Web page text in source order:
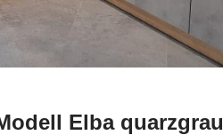
Elba quarzgrau